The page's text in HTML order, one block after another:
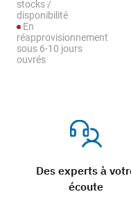
Des experts à
écoute
stocks /
disponibilité
En
réapprovisionnement
sous 6-10 jours
ouvrés